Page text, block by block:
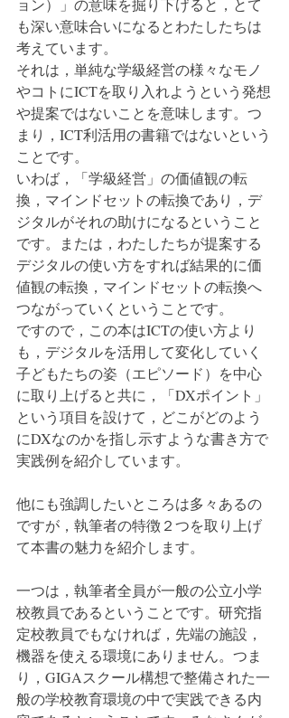
ョン）」の意味を掘り下げると，とて
も深い意味合いになるとわたしたちは
考えています。
それは，単純な学級経営の様々なモノ
やコトにICTを取り入れようという発想
や提案ではないことを意味します。つ
まり，ICT利活用の書籍ではないという
ことです。
いわば，「学級経営」の価値観の転
換，マインドセットの転換であり，デ
ジタルがそれの助けになるということ
です。または，わたしたちが提案する
デジタルの使い方をすれば結果的に価
値観の転換，マインドセットの転換へ
つながっていくということです。
ですので，この本はICTの使い方より
も，デジタルを活用して変化していく
子どもたちの姿（エピソード）を中心
に取り上げると共に，「DXポイント」
という項目を設けて，どこがどのよう
にDXなのかを指し示すような書き方で
実践例を紹介しています。
他にも強調したいところは多々あるの
ですが，執筆者の特徴２つを取り上げ
て本書の魅力を紹介します。
一つは，執筆者全員が一般の公立小学
校教員であるということです。研究指
定校教員でもなければ，先端の施設，
機器を使える環境にありません。つま
り，GIGAスクール構想で整備された一
般の学校教育環境の中で実践できる内